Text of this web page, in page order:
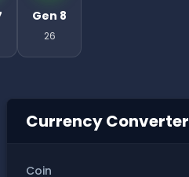
Gen 8
26
Currency Converter
Coin